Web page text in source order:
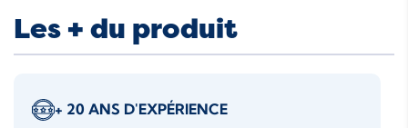
Les + du produit
+ 20 ANS D'EXPÉRIENCE